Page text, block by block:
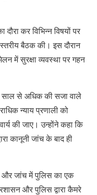
कर विभिन्न विषयों पर
बैठक की। इस दौरान
में सुरक्षा व्यवस्था पर गहन
साल से अधिक की सजा वाले
न्याय प्रणाली को
की जाए। उन्होंने कहा कि
कानूनी जांच के बाद ही
और जांच में पुलिस का एक
और पुलिस द्वारा कैमरे